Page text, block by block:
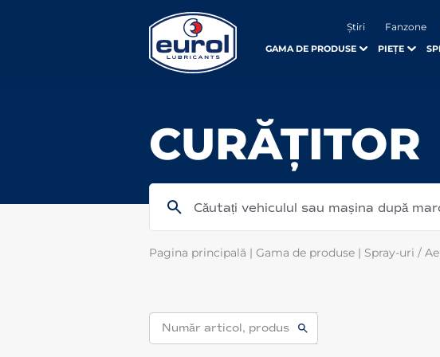
Știri Fanzone
GAMA DE PRODUSE PIEȚE
CURĂȚITOR
Căutați vehiculul sau mașina după
Pagina principală |Gama de produse | Spray-uri /